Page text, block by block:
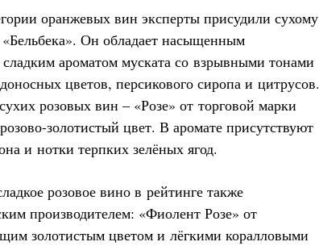
оранжевых вин эксперты присудили сухому
Он обладает насыщенным
ароматом муската со взрывными тонами
цветов, персикового сиропа и цитрусов.
розовых вин – «Розе» от торговой марки
золотистый цвет. В аромате присутствуют
и нотки терпких зелёных ягод.
розовое вино в рейтинге также
производителем: «Фиолент Розе» от
золотистым цветом и лёгкими коралловыми